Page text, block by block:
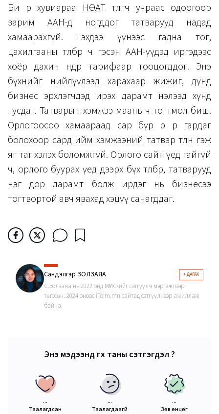
Би өөрөө хувиараа НӨАТ төлөгч учраас одоогоор
зарим ААН-д ногддог татварууд надад
хамаарахгүй. Гэхдээ үүнээс гадна тог,
цахилгааны төлбөр ч гэсэн ААН-үүдэд иргэдээс
хоёр дахин өндөр тарифаар тооцогддог. Энэ
бүхнийг нийлүүлээд харахаар жижиг, дунд
бизнес эрхлэгчдэд ирэх дарамт нэлээд хүнд
тусдаг. Татварын хэмжээ маань ч тогтмол биш.
Орлогоосоо хамаараад сар бүр өөр өөр гардаг
болохоор сард ийм хэмжээний татвар төлнө гэж
яг таг хэлэх боломжгүй. Орлого сайн үед гайгүй
ч, орлого буурах үед дээрх бүх төлбөр, татварууд
нэг дор дарамт болж ирдэг нь бизнесээ
тогтвортой авч явахад хэцүү санагддаг.
Сандэлгэр ЗОЛЗАЯА + ДАГАХ
С.Золзаяа нь 2022 онд МҮИС-ийг сэтгүүлч мэргэжлээр
төгссөн. 2024 оноос iToim.mn сайтад сэтгүүлчээр ажиллаж
байна.
Энэ мэдээнд өгөх таны сэтгэгдэл ?
...
Таалагдсан
...
Таалагдаагүй
...
Зөв өнцөг